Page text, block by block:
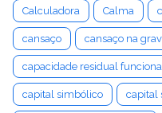
Calculadora Calma
cansaço cansaço na
capacidade residual
capital simbólico capital